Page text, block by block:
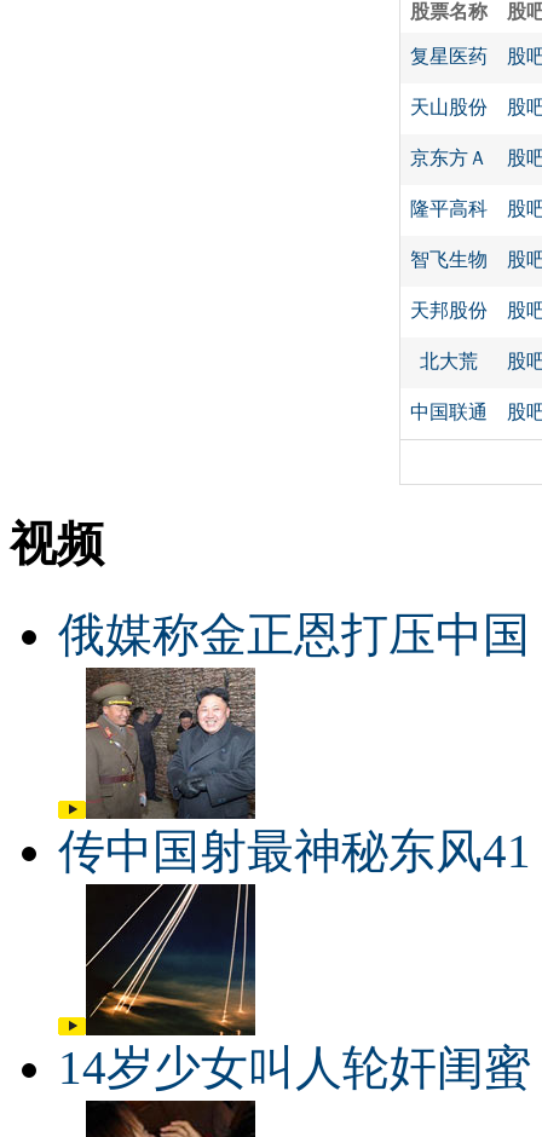
股票名称 股
复星医药 股
天山股份 股
京东方Ａ 股
隆平高科 股
智飞生物 股
天邦股份 股
北大荒 股
中国联通 股
视频
俄媒称金正恩打压中国
传中国射最神秘东风41
14岁少女叫人轮奸闺蜜